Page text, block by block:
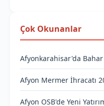
Çok Okunanlar
Afyonkarahisar'da
Afyon Mermer İhracatı
Afyon OSB'de Yeni